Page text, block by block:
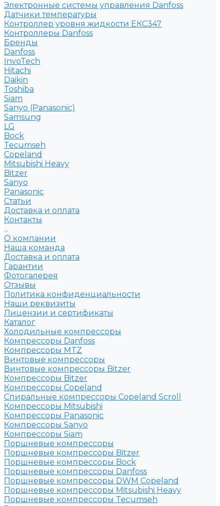
Электронные системы управления Danfoss
Датчики температуры
Контроллер уровня жидкости ЕКС347
Контроллеры Danfoss
Бренды
Danfoss
InvoTech
Hitachi
Daikin
Toshiba
Siam
Sanyo (Panasonic)
Samsung
LG
Bock
Tecumseh
Copeland
Mitsubishi Heavy
Bitzer
Sanyo
Рanasonic
Статьи
Доставка и оплата
Контакты
...
О компании
Наша команда
Доставка и оплата
Гарантии
Фотогалерея
Отзывы
Политика конфиденциальности
Наши реквизиты
Лицензии и сертификаты
Каталог
Холодильные компрессоры
Компрессоры Danfoss
Компрессоры MTZ
Винтовые компрессоры
Винтовые компрессоры Bitzer
Компрессоры Bitzer
Компрессоры Copeland
Спиральные компрессоры Copeland Scroll
Компрессоры Mitsubishi
Компрессоры Panasonic
Компрессоры Sanyo
Компрессоры Siam
Поршневые компрессоры
Поршневые компрессоры Bitzer
Поршневые компрессоры Bock
Поршневые компрессоры Danfoss
Поршневые компрессоры DWM Copeland
Поршневые компрессоры Mitsubishi Heavy
Поршневые компрессоры Tecumseh